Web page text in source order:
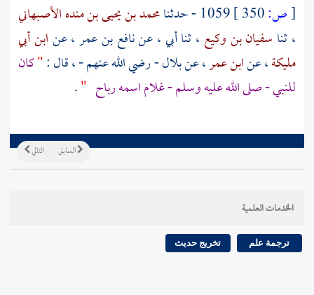
[ص: 1059 - حدثنا
محمد بن يحيى بن منده الأصبهاني
، ثنا سفيان بن وكيع ، ثنا أبي ، عننافع بن عمر، عنابن أبي
مليكة، عنابن عمر، عنبلال- رضي الله عنهم - ، قال :"كان
للنبي - صلى الله عليه وسلم - غلام اسمهرباح "
.
التالي السابق
الخدمات العلمية
ترجمة علم تخريج حديث